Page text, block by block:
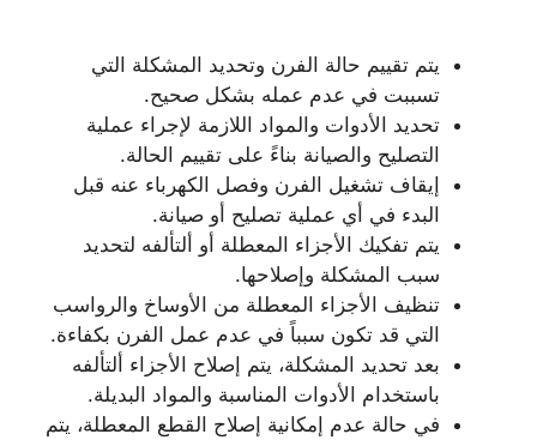
يتم تقييم حالة الفرن وتحديد المشكلة التي
تسببت في عدم عمله بشكل صحيح.
تحديد الأدوات والمواد اللازمة لإجراء عملية
التصليح والصيانة بناءً على تقييم الحالة.
إيقاف تشغيل الفرن وفصل الكهرباء عنه قبل
البدء في أي عملية تصليح أو صيانة.
يتم تفكيك الأجزاء المعطلة أو ألتألفه لتحديد
سبب المشكلة وإصلاحها.
تنظيف الأجزاء المعطلة من الأوساخ والرواسب
التي قد تكون سبباً في عدم عمل الفرن بكفاءة.
بعد تحديد المشكلة، يتم إصلاح الأجزاء ألتألفه
باستخدام الأدوات المناسبة والمواد البديلة.
في حالة عدم إمكانية إصلاح القطع المعطلة، يتم